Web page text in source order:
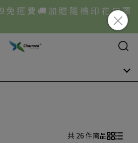
免 運 費 🚚 加 贈 隨 機 印 花 口 罩
共 26 件商品